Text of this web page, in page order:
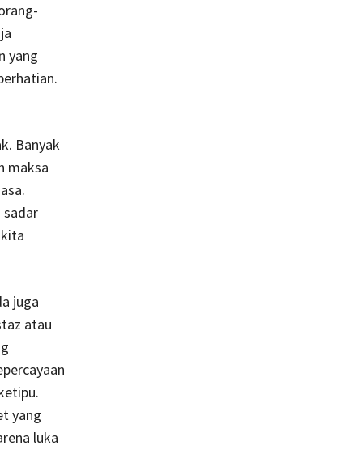
yang
Banyak
maksa
sadar
juga
atau
yang
luka